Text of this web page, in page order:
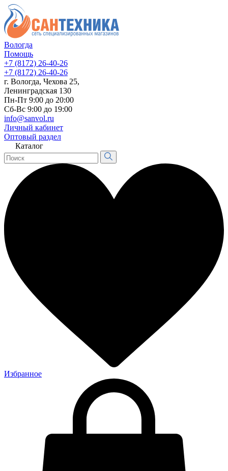
Вологда
Помощь
+7 (8172) 26-40-26
+7 (8172) 26-40-26
г. Вологда, Чехова 25,
Ленинградская 130
Пн-Пт 9:00 до 20:00
Сб-Вс 9:00 до 19:00
info@sanvol.ru
Личный кабинет
Оптовый раздел
Каталог
Избранное